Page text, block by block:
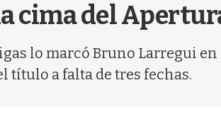
cima del
lo marcó Bruno Larregui
título a falta de tres fechas.